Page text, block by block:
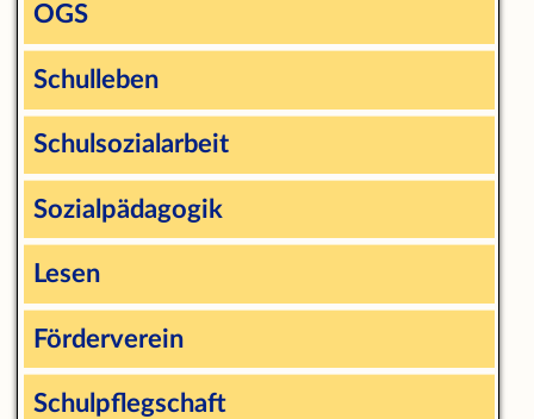
OGS
Schulleben
Schulsozialarbeit
Sozialpädagogik
Lesen
Förderverein
Schulpflegschaft